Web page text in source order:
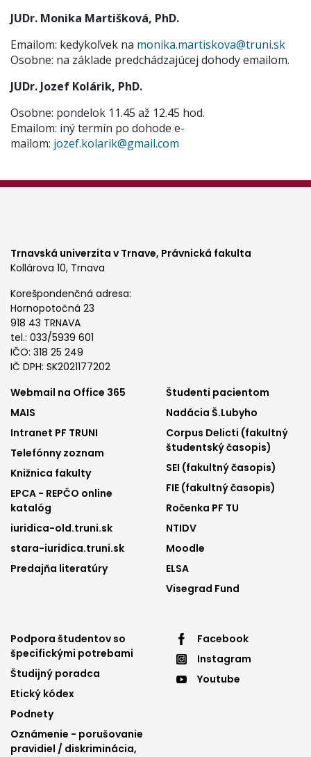
JUDr. Monika Martišková, PhD.
Emailom: kedykoľvek na monika.martiskova@truni.sk
Osobne: na základe predchádzajúcej dohody emailom.
JUDr. Jozef Kolárik, PhD.
Osobne: pondelok 11.45 až 12.45 hod.
Emailom: iný termín po dohode e-
mailom: jozef.kolarik@gmail.com
Trnavská univerzita v Trnave, Právnická fakulta
Kollárova 10, Trnava
Korešpondenčná adresa:
Hornopotočná 23
918 43 TRNAVA
tel.: 033/5939 601
IČO: 318 25 249
IČ DPH: SK2021177202
Footer
menu
1
Webmail na Office 365
MAIS
Intranet PF TRUNI
Telefónny zoznam
Knižnica fakulty
EPCA - REPČO online
katalóg
iuridica-old.truni.sk
stara-iuridica.truni.sk
Predajňa literatúry
Footer
menu
2
Študenti pacientom
Nadácia Š.Lubyho
Corpus Delicti (fakultný
študentský časopis)
SEI (fakultný časopis)
FIE (fakultný časopis)
Ročenka PF TU
NTIDV
Moodle
ELSA
Visegrad Fund
Footer
menu
3
Podpora študentov so
špecifickými potrebami
Študijný poradca
Etický kódex
Podnety
Oznámenie - porušovanie
pravidiel / diskriminácia,
Footer
menu
Facebook
Instagram
Youtube